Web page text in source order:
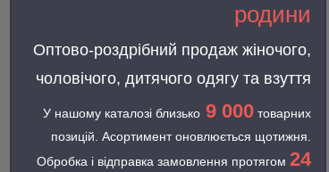
родини
Оптово-роздрібний продаж жіночого,
чоловічого, дитячого одягу та взуття
У нашому каталозі близько 9 000 товарних
позицій. Асортимент оновлюється щотижня.
Обробка і відправка замовлення протягом 24